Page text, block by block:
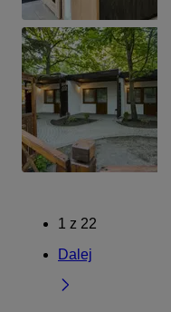
1 z 22
Dalej